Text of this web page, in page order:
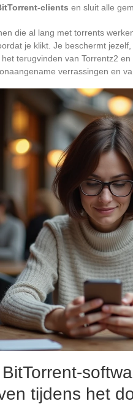
clients en sluit alle
die al lang met torrents
je klikt. Je beschermt
terugvinden van Torrentz2
verrassingen en
tijdens het